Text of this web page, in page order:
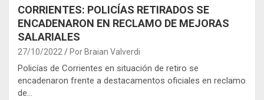
CORRIENTES: POLICÍAS RETIRADOS SE
ENCADENARON EN RECLAMO DE MEJORAS
SALARIALES
27/10/2022 Por Braian Valverdi
Policías de Corrientes en situación de retiro se
encadenaron frente a destacamentos oficiales en reclamo
de…